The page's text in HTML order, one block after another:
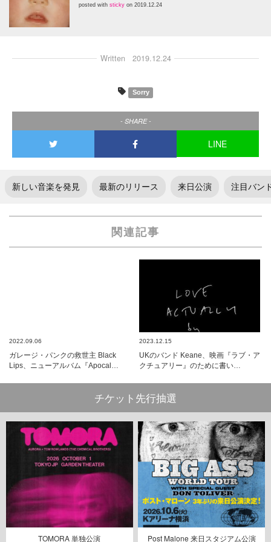
posted with sticky on 2019.12.24
Written 2019.12.24
Sorry
- SHARE -
LINE
新しい音楽を発見 最新のリリース 来日公演 注目バン
関連記事
2022.09.06
ガレージ・パンクの救世主 Black
Lips、ニューアルバム『Apocal…
2023.12.15
UKのバンド Keane、映画『ラブ・ア
クチュアリー』のために書い…
チケット先行抽選
TOMORA 単独公演 Post Malone 来日スタジアム公演